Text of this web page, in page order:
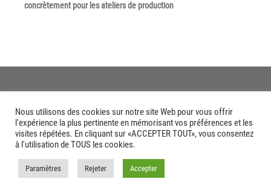
Newsletter
concrètement pour les ateliers de production
Nous utilisons des cookies sur notre site Web pour vous offrir
l'expérience la plus pertinente en mémorisant vos préférences et les
visites répétées. En cliquant sur «ACCEPTER TOUT», vous consentez
à l'utilisation de TOUS les cookies.
Paramètres Rejeter Accepter